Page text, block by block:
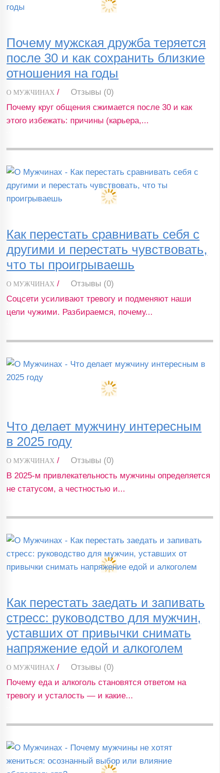
Почему мужская дружба теряется
после 30 и как сохранить близкие
отношения на годы
О МУЖЧИНАХ /
Отзывы (0)
Почему круг общения сжимается после 30 и как
этого избежать: причины (карьера,...
Как перестать сравнивать себя с
другими и перестать чувствовать,
что ты проигрываешь
О МУЖЧИНАХ /
Отзывы (0)
Соцсети усиливают тревогу и подменяют наши
цели чужими. Разбираемся, почему...
Что делает мужчину интересным
в 2025 году
О МУЖЧИНАХ /
Отзывы (0)
В 2025-м привлекательность мужчины определяется
не статусом, а честностью и...
Как перестать заедать и запивать
стресс: руководство для мужчин,
уставших от привычки снимать
напряжение едой и алкоголем
О МУЖЧИНАХ /
Отзывы (0)
Почему еда и алкоголь становятся ответом на
тревогу и усталость — и какие...